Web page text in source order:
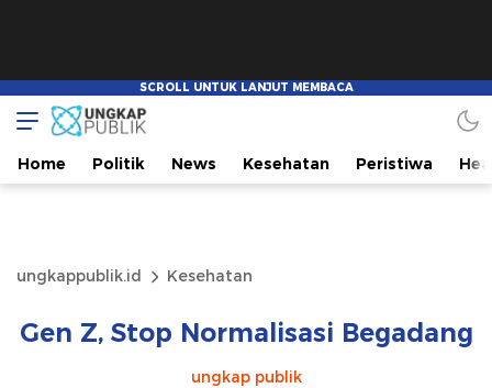
Home Politik News Kesehatan Peristiwa
ungkappublik.id Kesehatan
Gen Z, Stop Normalisasi Begadang
ungkap publik